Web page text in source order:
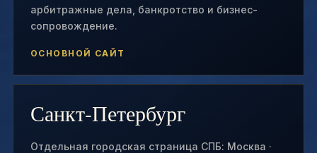
арбитражные дела, банкротство и бизнес-
сопровождение.
ОСНОВНОЙ САЙТ
Санкт-Петербург
Отдельная городская страница СПБ: Москва ·